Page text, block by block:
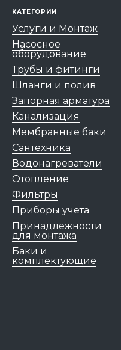
КАТЕГОРИИ
Услуги и Монтаж
Насосное
оборудование
Трубы и фитинги
Шланги и полив
Запорная арматура
Канализация
Мембранные баки
Сантехника
Водонагреватели
Отопление
Фильтры
Приборы учета
Принадлежности
для монтажа
Баки и
комплектующие